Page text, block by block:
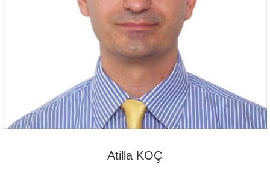
Atilla KOÇ